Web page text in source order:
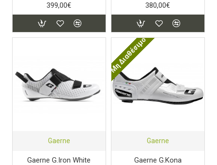
399,00€
380,00€
Gaerne
Gaerne G.Iron White
Μη Διαθέσιμο
Gaerne
Gaerne G.Kona